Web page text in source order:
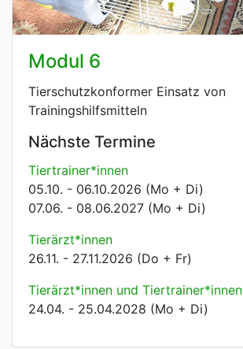
Modul 6
Tierschutzkonformer Einsatz von
Trainingshilfsmitteln
Nächste Termine
Tiertrainer*innen
05.10. - 06.10.2026 (Mo + Di)
07.06. - 08.06.2027 (Mo + Di)
Tierärzt*innen
26.11. - 27.11.2026 (Do + Fr)
Tierärzt*innen und Tiertrainer*innen
24.04. - 25.04.2028 (Mo + Di)